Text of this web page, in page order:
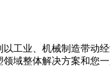
业、机械制造带动
域整体解决方案和您一